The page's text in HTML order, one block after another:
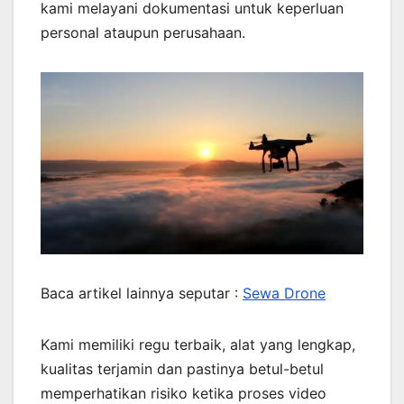
kami melayani dokumentasi untuk keperluan
personal ataupun perusahaan.
Baca artikel lainnya seputar : Sewa Drone
Kami memiliki regu terbaik, alat yang lengkap,
kualitas terjamin dan pastinya betul-betul
memperhatikan risiko ketika proses video